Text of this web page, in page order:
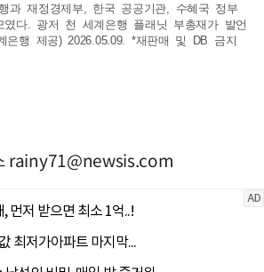
과 재정경제부, 한국 공공기관, 수혜국 정부
였다. 광저 천 세계은행 플래닛 부총재가 발언
행 제공) 2026.05.09. *재판매 및 DB 금지
rainy71@newsis.com